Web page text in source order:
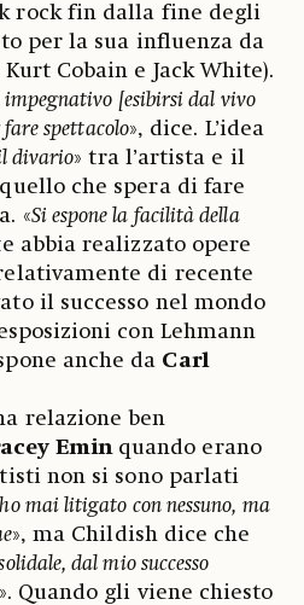
rock fin dalla fine degli
per la sua influenza da
Cobain e Jack White).
[esibirsi dal vivo
spettacolo», dice. L’idea
divario» tra l’artista e il
che spera di fare
«Si espone la facilità della
abbia realizzato opere
di recente
il successo nel mondo
con Lehmann
anche da Carl
relazione ben
Eminquando erano
non si sono parlati
mai litigato con nessuno, ma
», ma Childish dice che
dal mio successo
Quando gli viene chiesto